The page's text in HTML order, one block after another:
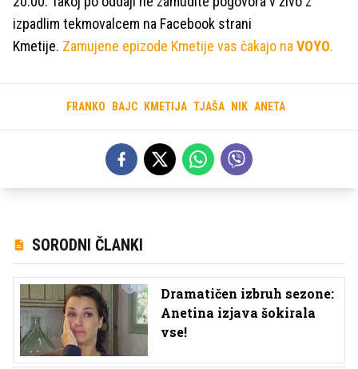
izpadlim tekmovalcem na Facebook strani
Kmetije. Zamujene epizode Kmetije vas čakajo na VOYO.
FRANKO BAJC KMETIJA TJAŠA NIK ANETA
SORODNI ČLANKI
Dramatičen izbruh sezone:
Anetina izjava šokirala
vse!